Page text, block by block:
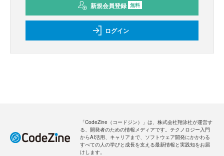
新規会員登録 無料
ログイン
「CodeZine（コードジン）」は、株式会社翔泳社が運営す
る、開発者のための情報メディアです。テクノロジー入門
からAI活用、キャリアまで、ソフトウェア開発にかかわる
すべての人の学びと成長を支える最新情報と実践知をお届
けします。